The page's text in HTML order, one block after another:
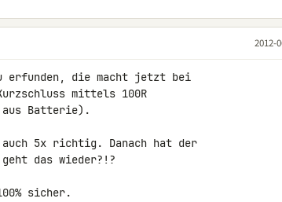
2012-
erfunden, die macht jetzt bei
mittels 100R
aus Batterie).
5x richtig. Danach hat der
das wieder?!?
sicher.